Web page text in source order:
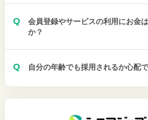
Q
会員登録やサービスの利用にお金
か？
Q 自分の年齢でも採用されるか心配